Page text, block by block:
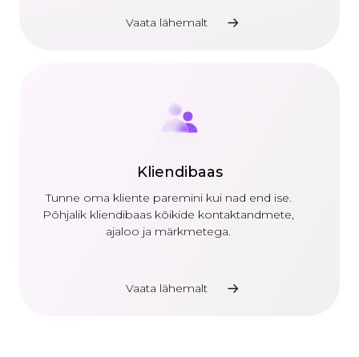
Vaata lähemalt
Kliendibaas
Tunne oma kliente paremini kui nad end ise.
Põhjalik kliendibaas kõikide kontaktandmete,
ajaloo ja märkmetega.
Vaata lähemalt